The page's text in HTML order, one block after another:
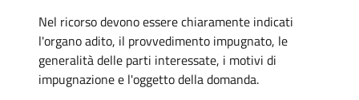
Nel ricorso devono essere chiaramente indicati
l'organo adito, il provvedimento impugnato, le
generalità delle parti interessate, i motivi di
impugnazione e l'oggetto della domanda.